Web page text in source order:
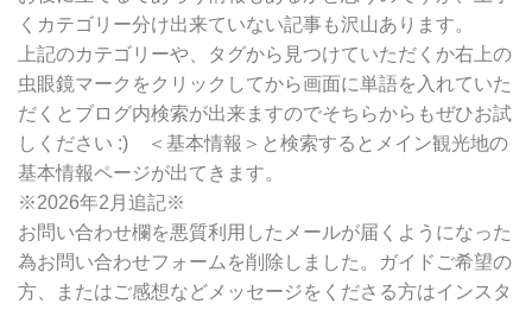
くカテゴリー分け出来ていない記事も沢山あります。
上記のカテゴリーや、タグから見つけていただくか右上の
虫眼鏡マークをクリックしてから画面に単語を入れていた
だくとブログ内検索が出来ますのでそちらからもぜひお試
しください :) ＜基本情報＞と検索するとメイン観光地の
基本情報ページが出てきます。
※2026年2月追記※
お問い合わせ欄を悪質利用したメールが届くようになった
為お問い合わせフォームを削除しました。ガイドご希望の
方、またはご感想などメッセージをくださる方はインスタ